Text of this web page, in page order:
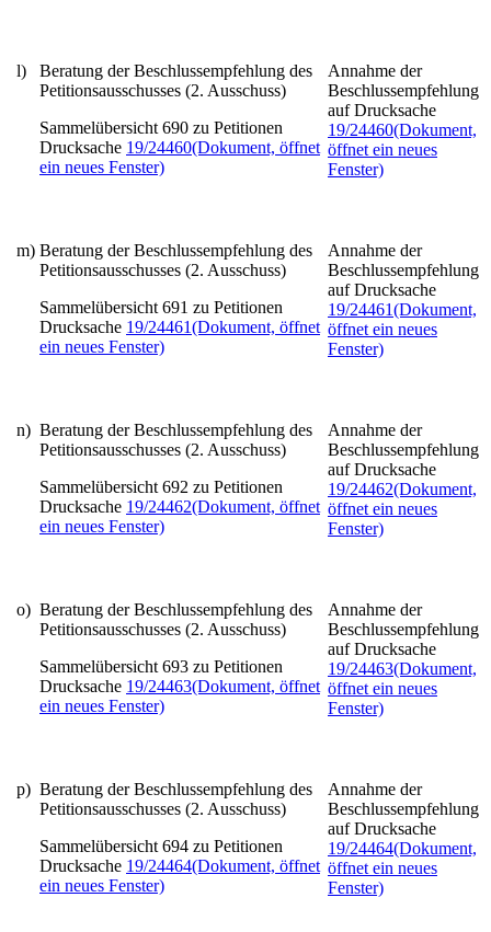
l)
Beratung der Beschlussempfehlung des
Petitionsausschusses (2. Ausschuss)
Sammelübersicht 690 zu Petitionen
Drucksache 19/24460(Dokument, öffnet
ein neues Fenster)
Annahme der
Beschlussempfehlung
auf Drucksache
19/24460(Dokument,
öffnet ein neues
Fenster)
m) Beratung der Beschlussempfehlung des
Petitionsausschusses (2. Ausschuss)
Sammelübersicht 691 zu Petitionen
Drucksache 19/24461(Dokument, öffnet
ein neues Fenster)
Annahme der
Beschlussempfehlung
auf Drucksache
19/24461(Dokument,
öffnet ein neues
Fenster)
n) Beratung der Beschlussempfehlung des
Petitionsausschusses (2. Ausschuss)
Sammelübersicht 692 zu Petitionen
Drucksache 19/24462(Dokument, öffnet
ein neues Fenster)
Annahme der
Beschlussempfehlung
auf Drucksache
19/24462(Dokument,
öffnet ein neues
Fenster)
o) Beratung der Beschlussempfehlung des
Petitionsausschusses (2. Ausschuss)
Sammelübersicht 693 zu Petitionen
Drucksache 19/24463(Dokument, öffnet
ein neues Fenster)
Annahme der
Beschlussempfehlung
auf Drucksache
19/24463(Dokument,
öffnet ein neues
Fenster)
p) Beratung der Beschlussempfehlung des
Petitionsausschusses (2. Ausschuss)
Sammelübersicht 694 zu Petitionen
Drucksache 19/24464(Dokument, öffnet
ein neues Fenster)
Annahme der
Beschlussempfehlung
auf Drucksache
19/24464(Dokument,
öffnet ein neues
Fenster)